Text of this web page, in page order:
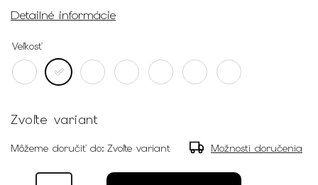
Detailné informácie
Veľkosť
Zvoľte variant
Môžeme doručiť do: Zvoľte variant Možnosti doručenia